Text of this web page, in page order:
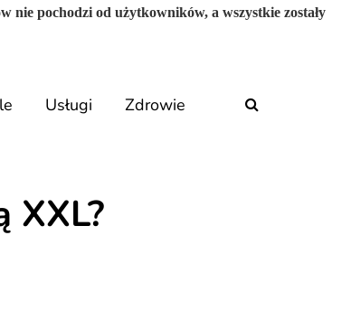
nie pochodzi od użytkowników, a wszystkie zostały
Usługi Zdrowie
XXL?